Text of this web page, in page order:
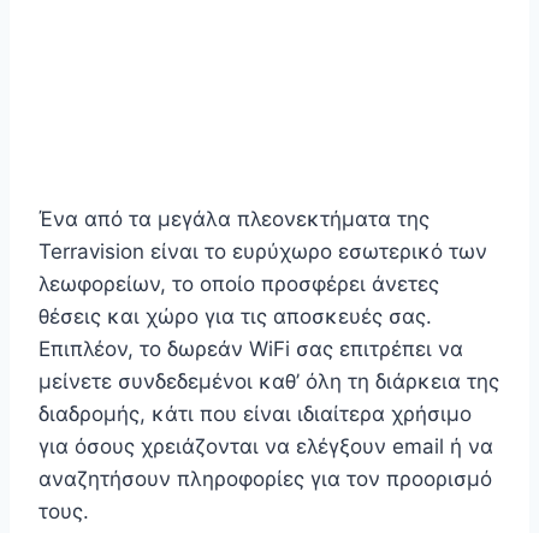
Ένα από τα μεγάλα πλεονεκτήματα της
Terravision είναι το ευρύχωρο εσωτερικό των
λεωφορείων, το οποίο προσφέρει άνετες
θέσεις και χώρο για τις αποσκευές σας.
Επιπλέον, το δωρεάν WiFi σας επιτρέπει να
μείνετε συνδεδεμένοι καθ’ όλη τη διάρκεια της
διαδρομής, κάτι που είναι ιδιαίτερα χρήσιμο
για όσους χρειάζονται να ελέγξουν email ή να
αναζητήσουν πληροφορίες για τον προορισμό
τους.